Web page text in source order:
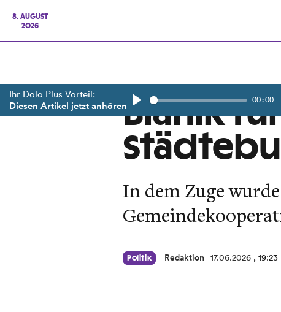
8. AUGUST
2026
Ihr Dolo Plus Vorteil:
Diesen Artikel jetzt anhören 00:00
Blanik
In dem Zuge
Politik Redaktion 17.06.2026 , 19:23